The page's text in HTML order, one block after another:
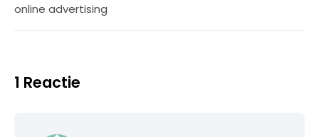
online advertising
1 Reactie